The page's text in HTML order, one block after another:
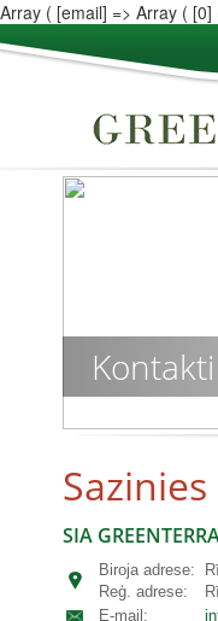
Array ( [email] => Array ( [0]
Kontakti
SIA
Biroja adrese:
Reģ. adrese:
E-mail: